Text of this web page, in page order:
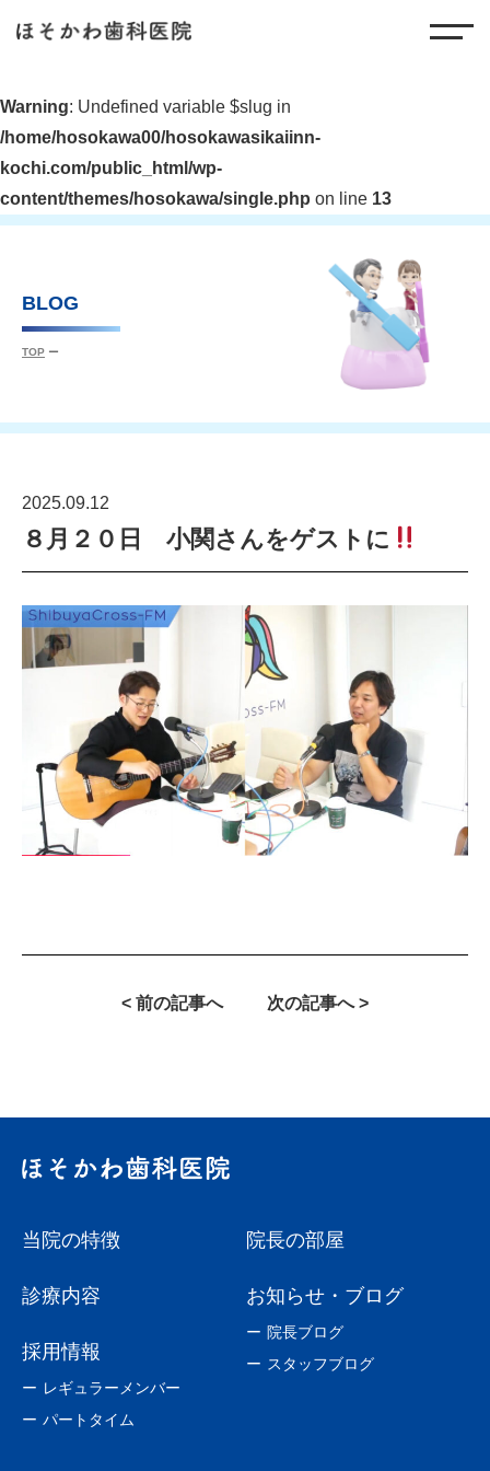
Warning: Undefined variable $slug in
/home/hosokawa00/hosokawasikaiinn-
kochi.com/public_html/wp-
content/themes/hosokawa/single.php on line 13
BLOG
TOP
2025.09.12
８月２０日 小関さんをゲストに
< 前の記事へ 次の記事へ >
当院の特徴
診療内容
採用情報
レギュラーメンバー
パートタイム
院長の部屋
お知らせ・ブログ
院長ブログ
スタッフブログ